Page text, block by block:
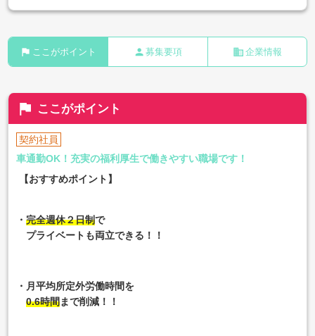
flag ここがポイント person 募集要項 business 企業情報
flag ここがポイント
契約社員
車通勤OK！充実の福利厚生で働きやすい職場です！
【おすすめポイント】
・完全週休２日制で
プライベートも両立できる！！
・月平均所定外労働時間を
0.6時間まで削減！！